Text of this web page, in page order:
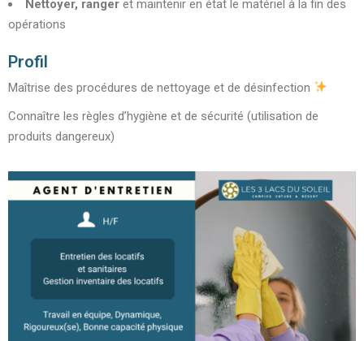
Nettoyer, ranger et maintenir en état le matériel à la fin des
opérations
Profil
Maîtrise des procédures de nettoyage et de désinfection
Connaître les règles d’hygiène et de sécurité (utilisation de
produits dangereux)